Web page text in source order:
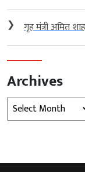
❯ गृह मंत्री अमित
Archives
Archives